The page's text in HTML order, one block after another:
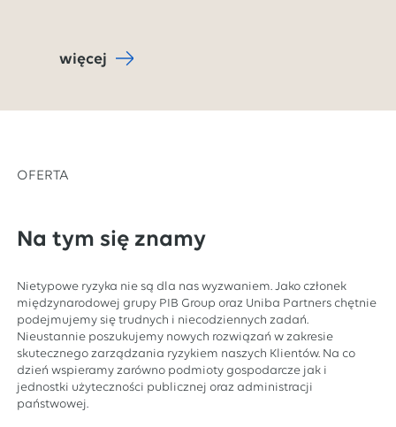
więcej
OFERTA
Na tym się znamy
Nietypowe ryzyka nie są dla nas wyzwaniem. Jako członek
międzynarodowej grupy PIB Group oraz Uniba Partners chętnie
podejmujemy się trudnych i niecodziennych zadań.
Nieustannie poszukujemy nowych rozwiązań w zakresie
skutecznego zarządzania ryzykiem naszych Klientów. Na co
dzień wspieramy zarówno podmioty gospodarcze jak i
jednostki użyteczności publicznej oraz administracji
państwowej.